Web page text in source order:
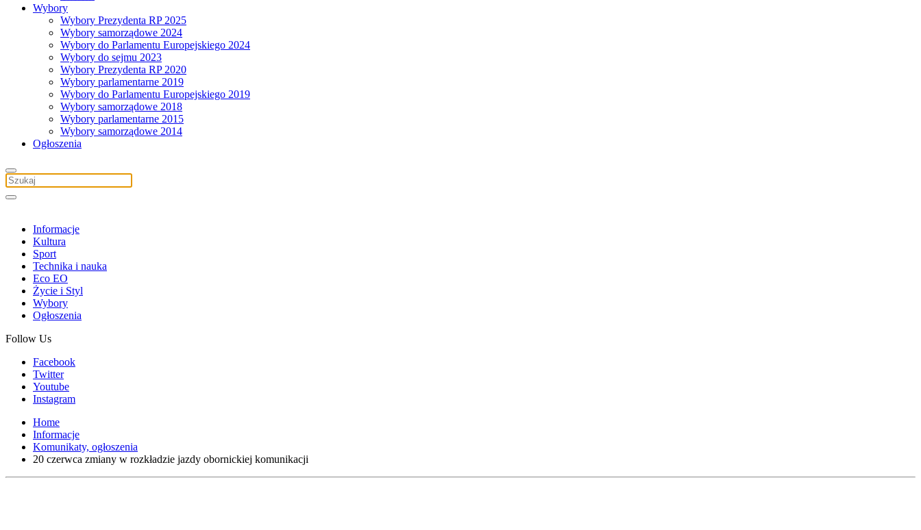
Wybory
Wybory Prezydenta RP 2025
Wybory samorządowe 2024
Wybory do Parlamentu Europejskiego 2024
Wybory do sejmu 2023
Wybory Prezydenta RP 2020
Wybory parlamentarne 2019
Wybory do Parlamentu Europejskiego 2019
Wybory samorządowe 2018
Wybory parlamentarne 2015
Wybory samorządowe 2014
Ogłoszenia
Informacje
Kultura
Sport
Technika i nauka
Eco EO
Życie i Styl
Wybory
Ogłoszenia
Follow Us
Facebook
Twitter
Youtube
Instagram
Home
Informacje
Komunikaty, ogłoszenia
20 czerwca zmiany w rozkładzie jazdy obornickiej komunikacji